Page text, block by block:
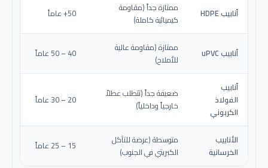
أنابيب HDPE
ممتازة جداً (مقاومة
كيميائية كاملة)
50+ عاماً
أنابيب uPVC
ممتازة (مقاومة عالية
للأملاح)
40 – 50 عاماً
أنابيب
الفولاذ
الكربوني
ضعيفة جداً (تتطلب عطلاً
خارجياً وداخلياً)
20 – 30 عاماً
الأنابيب
الخرسانية
متوسطة (عرضة للتآكل
الكبريتي في الجنوب)
15 – 25 عاماً